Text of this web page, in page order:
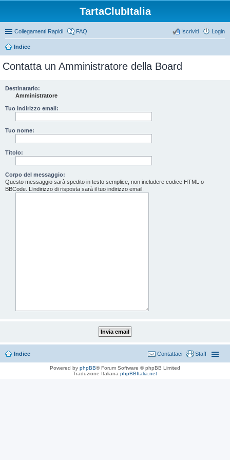
TartaClubItalia
Collegamenti Rapidi FAQ Login
Iscriviti
Indice
Contatta un Amministratore della Board
Destinatario:
Amministratore
Tuo indirizzo email:
Tuo nome:
Titolo:
Corpo del messaggio:
Questo messaggio sarà spedito in testo semplice, non includere codice HTML o
BBCode. L’indirizzo di risposta sarà il tuo indirizzo email.
Indice Staff
Contattaci
Powered by phpBB® Forum Software © phpBB Limited
Traduzione Italiana phpBBItalia.net